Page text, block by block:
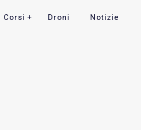
Corsi Droni
Notizie